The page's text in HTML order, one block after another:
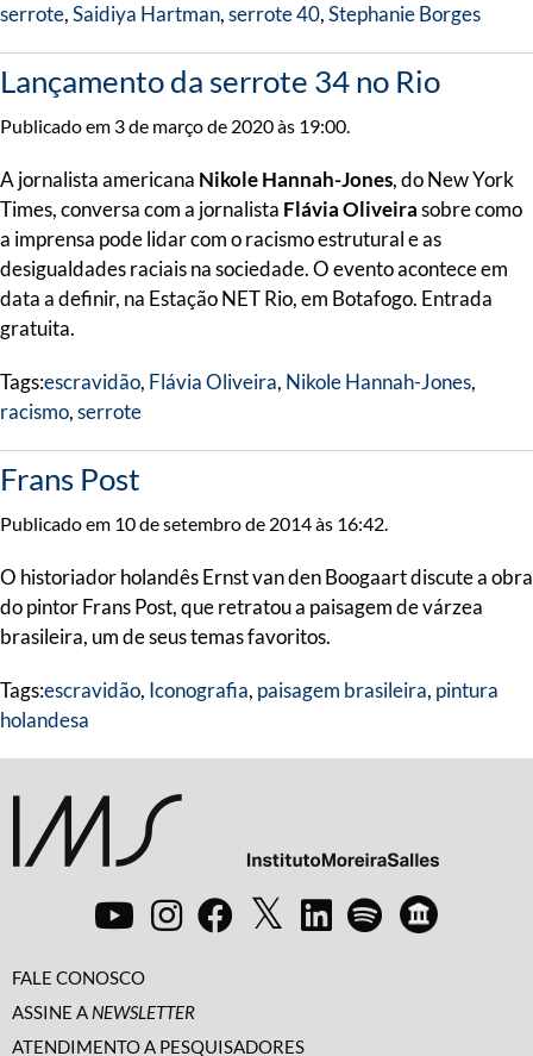
serrote,Saidiya Hartman,serrote 40,Stephanie Borges
Lançamento da serrote 34 no Rio
Publicado em 3 de março de 2020 às 19:00.
A jornalista americana Nikole Hannah-Jones, do New York
Times, conversa com a jornalista Flávia Oliveirasobre como
a imprensa pode lidar com o racismo estrutural e as
desigualdades raciais na sociedade. O evento acontece em
data a definir, na Estação NET Rio, em Botafogo. Entrada
gratuita.
Tags:escravidão, Flávia Oliveira, Nikole Hannah-Jones,
racismo,serrote
Frans Post
Publicado em 10 de setembro de 2014 às 16:42.
O historiador holandês Ernst van den Boogaart discute a obra
do pintor Frans Post, que retratou a paisagem de várzea
brasileira, um de seus temas favoritos.
Tags:escravidão, Iconografia, paisagem brasileira, pintura
holandesa
FALE CONOSCO
ASSINE A NEWSLETTER
ATENDIMENTO A PESQUISADORES